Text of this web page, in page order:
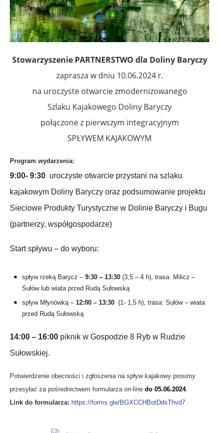
Stowarzyszenie PARTNERSTWO dla Doliny Baryczy
zaprasza w dniu 10.06.2024 r.
na uroczyste otwarcie zmodernizowanego
Szlaku Kajakowego Doliny Baryczy
połączone z pierwszym integracyjnym
SPŁYWEM KAJAKOWYM
Program wydarzenia:
9:00- 9:30 uroczyste otwarcie przystani na szlaku
kajakowym Doliny Baryczy oraz podsumowanie projektu
Sieciowe Produkty Turystyczne w Dolinie Baryczy i Bugu
(partnerzy, współgospodarze)
Start spływu – do wyboru:
spływ rzeką Barycz – 9:30 – 13:30 (3,5 – 4 h), trasa: Milicz –
Sułów lub wiata przed Rudą Sułowską
spływ Młynówką – 12:00 – 13:30 (1- 1,5 h), trasa: Sułów – wiata
przed Rudą Sułowską
14:00 – 16:00 piknik w Gospodzie 8 Ryb w Rudzie
Sułowskiej.
Potwierdzenie obecności i zgłoszenia na spływ kajakowy prosimy
przesyłać za pośrednictwem formularza on-line do 05.06.2024.
Link do formularza: https://forms.gle/BGXCCHBotDdsThvd7